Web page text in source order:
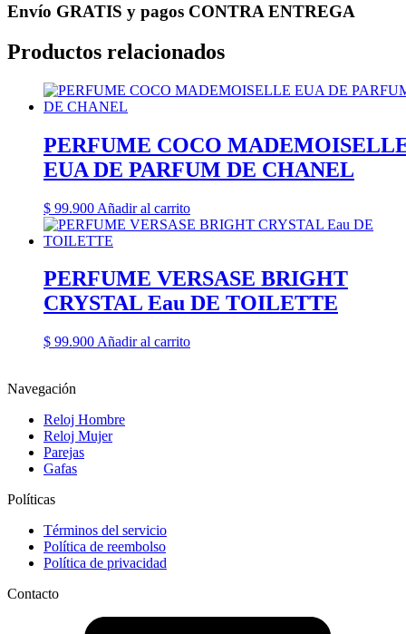
Envío GRATIS y pagos CONTRA ENTREGA
Productos relacionados
PERFUME COCO
EUA DE PARFUM DE CHANEL
$ 99.900 Añadir al carrito
PERFUME VERSASE BRIGHT
CRYSTAL Eau DE TOILETTE
$ 99.900 Añadir al carrito
Navegación
Reloj Hombre
Reloj Mujer
Parejas
Gafas
Políticas
Términos del servicio
Política de reembolso
Política de privacidad
Contacto